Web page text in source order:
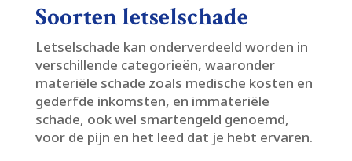
Soorten letselschade
Letselschade kan onderverdeeld worden in
verschillende categorieën, waaronder
materiële schade zoals medische kosten en
gederfde inkomsten, en immateriële
schade, ook wel smartengeld genoemd,
voor de pijn en het leed dat je hebt ervaren.​